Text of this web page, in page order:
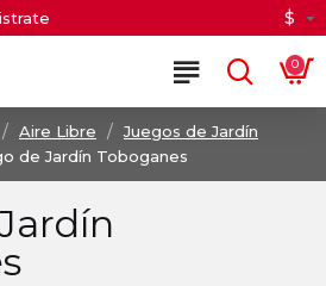
$
0
Aire Libre
Juegos de Jardín
de Jardín Toboganes